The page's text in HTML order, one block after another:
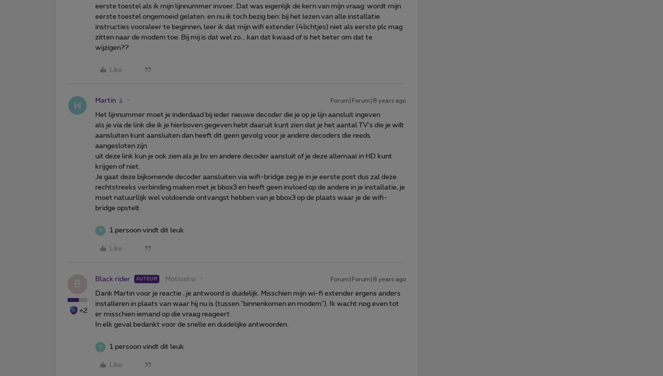
eerste toestel als ik mijn lijnnummer invoer. Dat was eigenlijk de kern van mijn vraag: wordt mijn
eerste toestel ongemoeid gelaten. en nu ik toch bezig ben: bij het lezen van alle installatie
instructies vooraleer te beginnen, leer ik dat mijn wifi extender (4lichtjes) niet als eerste plc mag
zitten naar de modem toe. Bij mij is dat wel zo... kan dat kwaad of is het beter om dat te
wijzigen??
Like
Martin Forum|Forum|8 years ago
Het lijnnummer moet je inderdaad bij ieder nieuwe decoder die je op je lijn aansluit ingeven
als je via de link die ik je hierboven gegeven hebt daaruit kunt zien dat je het aantal TV's die je wilt
aansluiten kunt aansluiten dan heeft dit geen gevolg voor je andere decoders die reeds
aangesloten zijn
uit deze link kun je ook zien als je bv en andere decoder aansluit of je deze allemaal in HD kunt
krijgen of niet.
Je gaat deze bijkomende decoder aansluiten via wifi-bridge zeg je in je eerste post dus zal deze
rechtstreeks verbinding maken met je bbox3 en heeft geen invloed op de andere in je installatie, je
moet natuurllijk wel voldoende ontvangst hebben van je bbox3 op de plaats waar je de wifi-
bridge opstelt.
W 1 persoon vindt dit leuk
Like
B
+2
Black rider AUTEUR Motivator Forum|Forum|8 years ago
Dank Martin voor je reactie , je antwoord is duidelijk. Misschien mijn wi-fi extender ergens anders
installeren in plaats van waar hij nu is (tussen "binnenkomen en modem"). Ik wacht nog even tot
er misschien iemand op die vraag reageert.
In elk geval bedankt voor de snelle en duidelijke antwoorden.
W 1 persoon vindt dit leuk
Like